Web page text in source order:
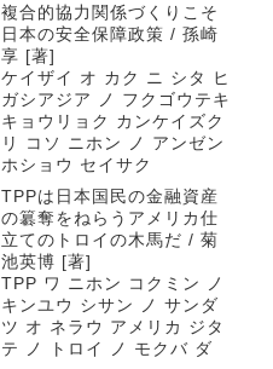
複合的協力関係づくりこそ
日本の安全保障政策 / 孫崎
享 [著]
ケイザイ オ カク ニ シタ ヒ
ガシアジア ノ フクゴウテキ
キョウリョク カンケイズク
リ コソ ニホン ノ アンゼン
ホショウ セイサク
TPPは日本国民の金融資産
の簒奪をねらうアメリカ仕
立てのトロイの木馬だ / 菊
池英博 [著]
TPP ワ ニホン コクミン ノ
キンユウ シサン ノ サンダ
ツ オ ネラウ アメリカ ジタ
テ ノ トロイ ノ モクバ ダ